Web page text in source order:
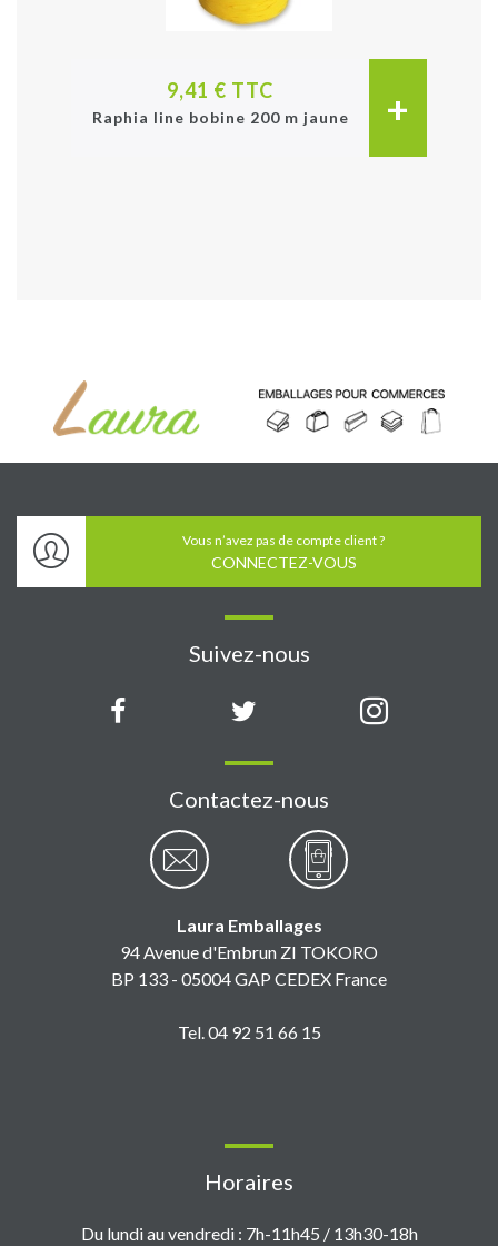
9,41 € TTC
Raphia line bobine 200 m jaune +
Vous n’avez pas de compte client ?
CONNECTEZ-VOUS
Suivez-nous
Contactez-nous
Laura Emballages
94 Avenue d'Embrun ZI TOKORO
BP 133 - 05004 GAP CEDEX France
Tel. 04 92 51 66 15
Horaires
Du lundi au vendredi : 7h-11h45 / 13h30-18h